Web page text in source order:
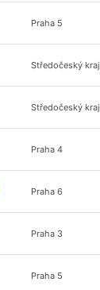
Praha 5
Středočeský kraj
Středočeský kraj
Praha 4
Praha 6
Praha 3
Praha 5